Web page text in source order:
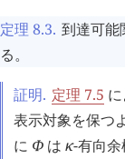
定理 8.3. 到達可能
る。
証明. 定理 7.5
表示対象を保つ
に Φ は κ-有向余